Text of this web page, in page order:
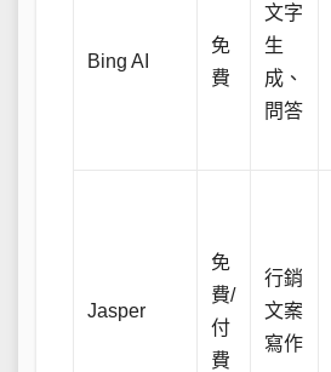
Bing AI
免
費
文字
生
成、
問答
Jasper
免
費/
付
費
行銷
文案
寫作